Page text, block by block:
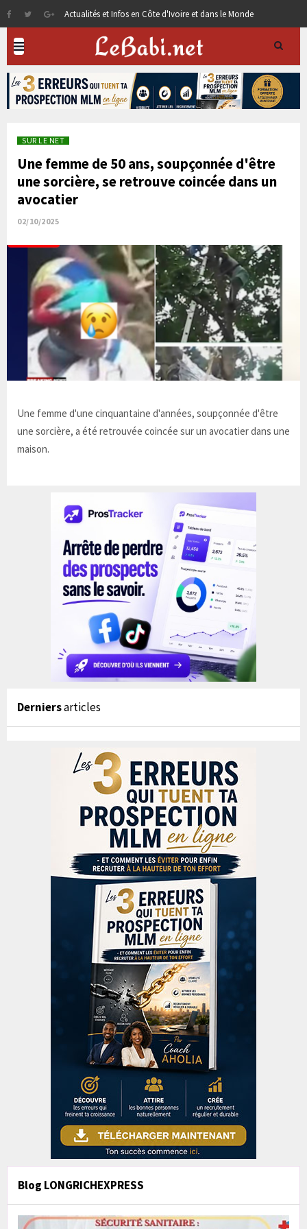
Actualités et Infos en Côte d'Ivoire et dans le Monde
SUR LE NET
Une femme de 50 ans, soupçonnée d'être
une sorcière, se retrouve coincée dans un
avocatier
02/10/2025
Une femme d'une cinquantaine d'années, soupçonnée d'être
une sorcière, a été retrouvée coincée sur un avocatier dans une
maison.
Derniersarticles
Blog LONGRICHEXPRESS